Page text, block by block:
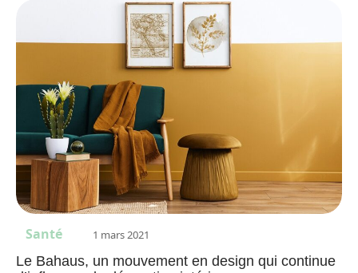
Santé 1 mars 2021
Le Bahaus, un mouvement en design qui continue